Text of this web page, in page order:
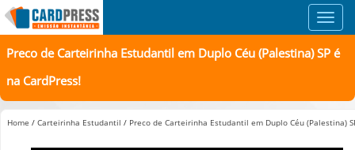
Preco de Carteirinha Estudantil em Duplo Céu (Palestina) SP é
na CardPress!
Home / Carteirinha Estudantil / Preco de Carteirinha Estudantil em Duplo Céu (Palestina)